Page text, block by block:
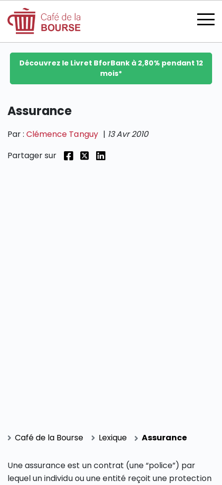
Découvrez le Livret BforBank à 2,80% pendant 12
mois*
Assurance
Par :Clémence Tanguy | 13 Avr 2010
Partager sur
Café de la Bourse Lexique Assurance
Une assurance est un contrat (une “police”) par
lequel un individu ou une entité reçoit une protection